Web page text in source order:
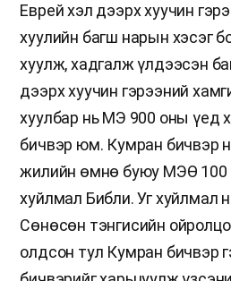
Еврей хэл дээрх хуучин
хуулийн багш нарын хэсэг
хуулж, хадгалж үлдээсэн
дээрх хуучин гэрээний
хуулбар нь МЭ 900 оны үед
бичвэр юм. Кумран бичвэр
жилийн өмнө буюу МЭӨ 100
хуйлмал Библи. Уг хуйлмал
Сөнөсөн тэнгисийн
олдсон тул Кумран бичвэр